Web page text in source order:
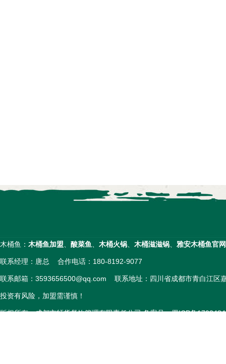
木桶鱼： 木桶鱼加盟 酸菜鱼 木桶火锅 木桶滋滋锅 雅安木桶鱼官网
联系经理：唐总 合作电话：180-8192-9077
联系邮箱：3593656500@qq.com 联系地址：四川省成都市青白江区
投资有风险，加盟需谨慎！
版权所有：成都市轩货餐饮管理有限责任公司 备案号：蜀ICP备